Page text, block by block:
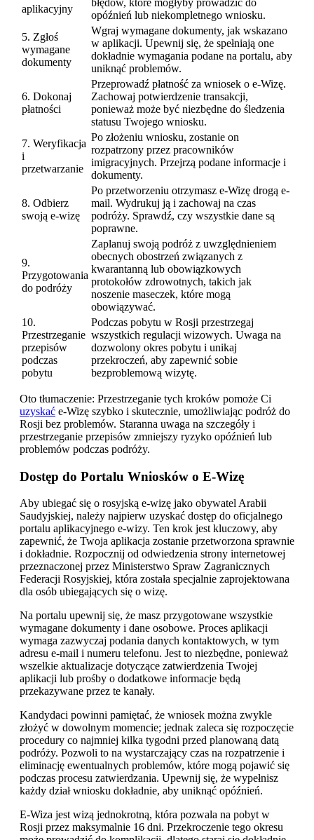
aplikacyjny
błędów, które mogłyby prowadzić do
opóźnień lub niekompletnego wniosku.
5. Zgłoś
wymagane
dokumenty
Wgraj wymagane dokumenty, jak wskazano
w aplikacji. Upewnij się, że spełniają one
dokładnie wymagania podane na portalu, aby
uniknąć problemów.
6. Dokonaj
płatności
Przeprowadź płatność za wniosek o e-Wizę.
Zachowaj potwierdzenie transakcji,
ponieważ może być niezbędne do śledzenia
statusu Twojego wniosku.
7. Weryfikacja
i
przetwarzanie
Po złożeniu wniosku, zostanie on
rozpatrzony przez pracowników
imigracyjnych. Przejrzą podane informacje i
dokumenty.
8. Odbierz
swoją e-wizę
Po przetworzeniu otrzymasz e-Wizę drogą e-
mail. Wydrukuj ją i zachowaj na czas
podróży. Sprawdź, czy wszystkie dane są
poprawne.
9.
Przygotowania
do podróży
Zaplanuj swoją podróż z uwzględnieniem
obecnych obostrzeń związanych z
kwarantanną lub obowiązkowych
protokołów zdrowotnych, takich jak
noszenie maseczek, które mogą
obowiązywać.
10.
Przestrzeganie
przepisów
podczas
pobytu
Podczas pobytu w Rosji przestrzegaj
wszystkich regulacji wizowych. Uwaga na
dozwolony okres pobytu i unikaj
przekroczeń, aby zapewnić sobie
bezproblemową wizytę.
Oto tłumaczenie: Przestrzeganie tych kroków pomoże Ci
uzyskać e-Wizę szybko i skutecznie, umożliwiając podróż do
Rosji bez problemów. Staranna uwaga na szczegóły i
przestrzeganie przepisów zmniejszy ryzyko opóźnień lub
problemów podczas podróży.
Dostęp do Portalu Wniosków o E-Wizę
Aby ubiegać się o rosyjską e-wizę jako obywatel Arabii
Saudyjskiej, należy najpierw uzyskać dostęp do oficjalnego
portalu aplikacyjnego e-wizy. Ten krok jest kluczowy, aby
zapewnić, że Twoja aplikacja zostanie przetworzona sprawnie
i dokładnie. Rozpocznij od odwiedzenia strony internetowej
przeznaczonej przez Ministerstwo Spraw Zagranicznych
Federacji Rosyjskiej, która została specjalnie zaprojektowana
dla osób ubiegających się o wizę.
Na portalu upewnij się, że masz przygotowane wszystkie
wymagane dokumenty i dane osobowe. Proces aplikacji
wymaga zazwyczaj podania danych kontaktowych, w tym
adresu e-mail i numeru telefonu. Jest to niezbędne, ponieważ
wszelkie aktualizacje dotyczące zatwierdzenia Twojej
aplikacji lub prośby o dodatkowe informacje będą
przekazywane przez te kanały.
Kandydaci powinni pamiętać, że wniosek można zwykle
złożyć w dowolnym momencie; jednak zaleca się rozpoczęcie
procedury co najmniej kilka tygodni przed planowaną datą
podróży. Pozwoli to na wystarczający czas na rozpatrzenie i
eliminację ewentualnych problemów, które mogą pojawić się
podczas procesu zatwierdzania. Upewnij się, że wypełnisz
każdy dział wniosku dokładnie, aby uniknąć opóźnień.
E-Wiza jest wizą jednokrotną, która pozwala na pobyt w
Rosji przez maksymalnie 16 dni. Przekroczenie tego okresu